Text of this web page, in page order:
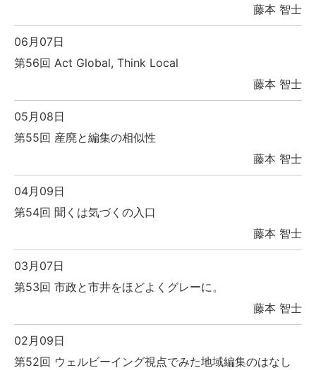
藤本 智士
06月07日
第56回 Act Global, Think Local
藤本 智士
05月08日
第55回 産廃と編集の相似性
藤本 智士
04月09日
第54回 聞くは気づくの入口
藤本 智士
03月07日
第53回 市政と市井をほどよくグレーに。
藤本 智士
02月09日
第52回 ウェルビーイング視点でみた地域編集のはなし